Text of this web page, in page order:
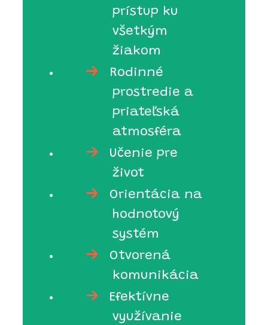
prístup ku
všetkým
žiakom
Rodinné
prostredie a
priateľská
atmosféra
Učenie pre
život
Orientácia na
hodnotový
systém
Otvorená
komunikácia
Efektívne
využívanie